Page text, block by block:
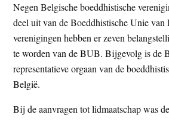
Negen Belgische boeddhistische
deel uit van de Boeddhistische Unie van
verenigingen hebben er zeven
te worden van de BUB. Bijgevolg is de
representatieve orgaan van de
België.
Bij de aanvragen tot lidmaatschap was